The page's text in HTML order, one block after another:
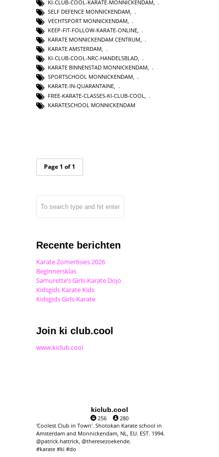
KI-CLUB-COOL-KARATE-MONNICKENDAM
SELF DEFENCE MONNICKENDAM
VECHTSPORT MONNICKENDAM,
KEEP-FIT-FOLLOW-KARATE-ONLINE,
KARATE MONNICKENDAM CENTRUM,
KARATE AMSTERDAM,
KI-CLUB-COOL-NRC-HANDELSBLAD,
KARATE BINNENSTAD MONNICKENDAM,
SPORTSCHOOL MONNICKENDAM,
KARATE-IN-QUARANTAINE,
FREE-KARATE-CLASSES-KI-CLUB-COOL
KARATESCHOOL MONNICKENDAM
Page 1 of 1
Recente berichten
Karate Zomer6sies 2026
Beginnersklas
Samurette’s Girls-Karate Dojo
Kidsgids Karate Kids
Kidsgids Girls-Karate
Join ki club.cool
www.kiclub.cool
kiclub.cool
256
280
'Coolest Club in Town'. Shotokan Karate school in
Amsterdam and Monnickendam, NL, EU. EST. 1994.
@patrick.hattrick, @theresezoekende.
#karate #ki #do